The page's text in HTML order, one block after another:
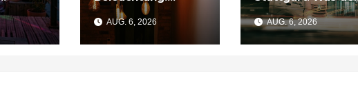
Warum sich
Qualität nach zwei
Jahren rechnet
AUG. 6, 2026
Fall um die
Umgehung von
Russland-
AUG. 6, 2026